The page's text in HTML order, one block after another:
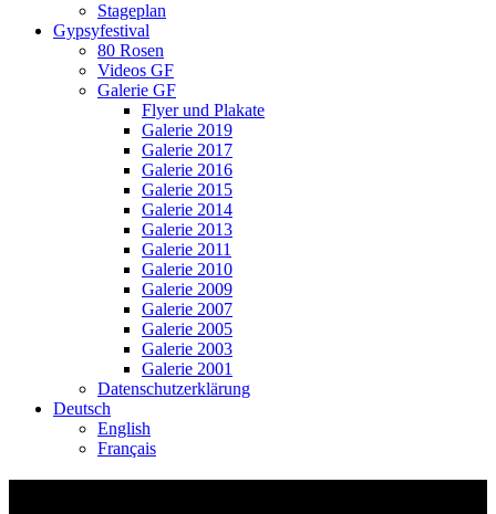
Stageplan
Gypsyfestival
80 Rosen
Videos GF
Galerie GF
Flyer und Plakate
Galerie 2019
Galerie 2017
Galerie 2016
Galerie 2015
Galerie 2014
Galerie 2013
Galerie 2011
Galerie 2010
Galerie 2009
Galerie 2007
Galerie 2005
Galerie 2003
Galerie 2001
Datenschutzerklärung
Deutsch
English
Français